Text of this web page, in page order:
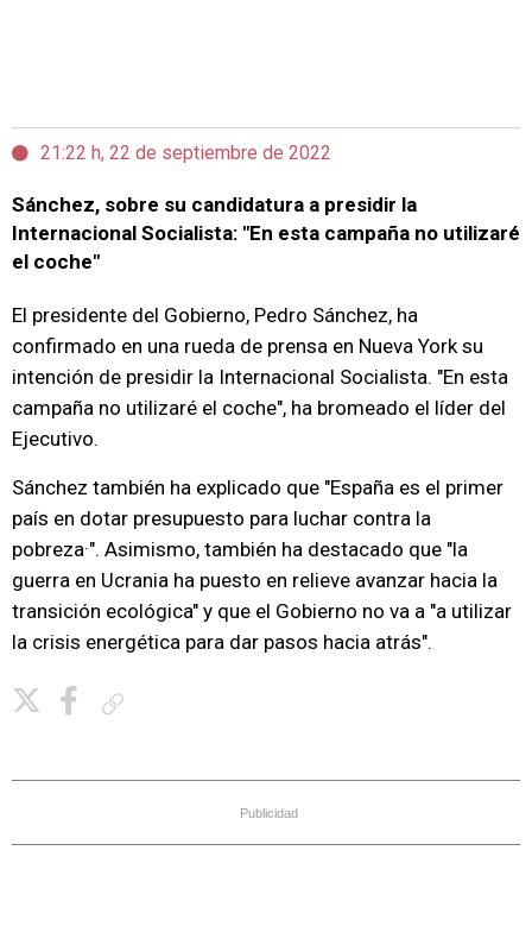
21:22 h, 22 de septiembre de 2022
Sánchez, sobre su candidatura a presidir la
Internacional Socialista: "En esta campaña no utilizaré
el coche"
El presidente del Gobierno, Pedro Sánchez, ha
confirmado en una rueda de prensa en Nueva York su
intención de presidir la Internacional Socialista. "En esta
campaña no utilizaré el coche", ha bromeado el líder del
Ejecutivo.
Sánchez también ha explicado que "España es el primer
país en dotar presupuesto para luchar contra la
pobreza·". Asimismo, también ha destacado que "la
guerra en Ucrania ha puesto en relieve avanzar hacia la
transición ecológica" y que el Gobierno no va a "a utilizar
la crisis energética para dar pasos hacia atrás".
Publicidad